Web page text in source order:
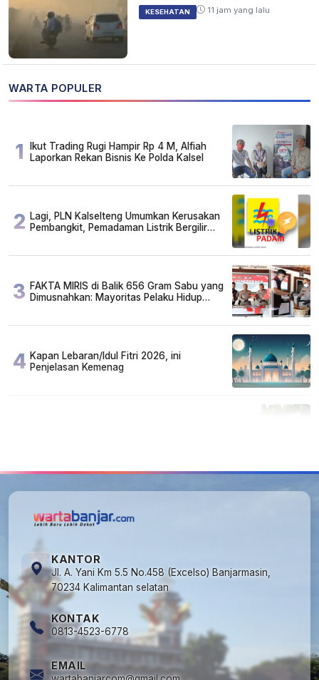
KESEHATAN 11 jam yang lalu
WARTA POPULER
1
Ikut Trading Rugi Hampir Rp 4 M, Alfiah
Laporkan Rekan Bisnis Ke Polda Kalsel
2 Lagi, PLN Kalselteng Umumkan Kerusakan
Pembangkit, Pemadaman Listrik Bergilir
3 FAKTA MIRIS di Balik 656 Gram Sabu yang
Dimusnahkan: Mayoritas Pelaku Hidup
4 Kapan Lebaran/Idul Fitri 2026, ini
Penjelasan Kemenag
KANTOR
Jl. A. Yani Km 5.5 No.458 (Excelso) Banjarmasin,
70234 Kalimantan selatan
KONTAK
0813-4523-6778
EMAIL